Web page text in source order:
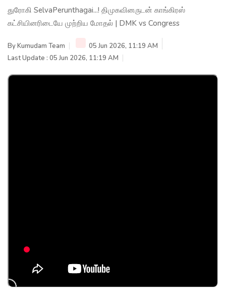
துரோகி SelvaPerunthagai...! திமுகவினருடன் காங்கிரஸ்
கட்சியினரிடையே முற்றிய மோதல் | DMK vs Congress
ByKumudam Team
05 Jun 2026, 11:19 AM
Last Update : 05 Jun 2026, 11:19 AM